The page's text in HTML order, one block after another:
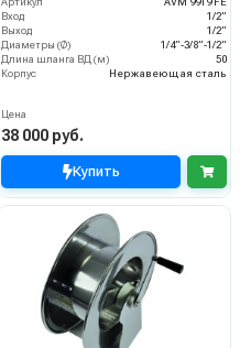
Вход
1/2”
Выход
1/2”
Диаметры (Ø)
1/4”-3/8”-1/2”
Длина шланга ВД (м)
50
Корпус
Нержавеющая сталь
Цена
38 000 руб.
Купить